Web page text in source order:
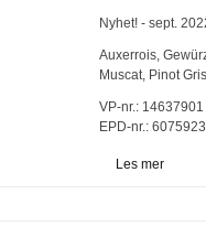
Nyhet! - sept.
Auxerrois,
Muscat, Pinot Gris
VP-nr.:14637901
EPD-nr.: 6075923
Les mer